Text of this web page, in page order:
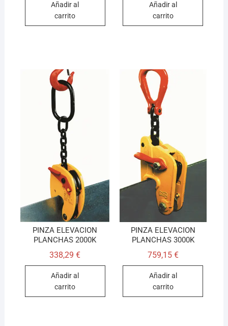
Añadir al
carrito
Añadir al
carrito
PINZA ELEVACION
PLANCHAS 2000K
338,29€
Añadir al
carrito
PINZA ELEVACION
PLANCHAS 3000K
759,15 €
Añadir al
carrito